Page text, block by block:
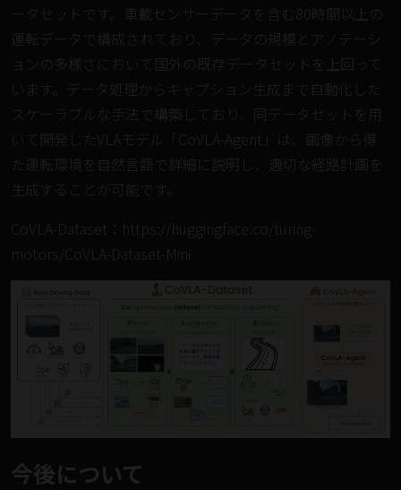
ータセットです。車載センサーデータを含む80時間以上の
運転データで構成されており、データの規模とアノテーシ
ョンの多様さにおいて国外の既存データセットを上回って
います。データ処理からキャプション生成まで自動化した
スケーラブルな手法で構築しており、同データセットを用
いて開発したVLAモデル「CoVLA-Agent」は、画像から得
た運転環境を自然言語で詳細に説明し、適切な経路計画を
生成することが可能です。
CoVLA-Dataset： https://huggingface.co/turing-
motors/CoVLA-Dataset-Mini
今後について